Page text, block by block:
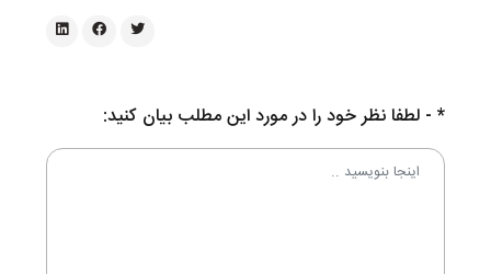
* - لطفا نظر خود را در مورد این مطلب بیان کنید: